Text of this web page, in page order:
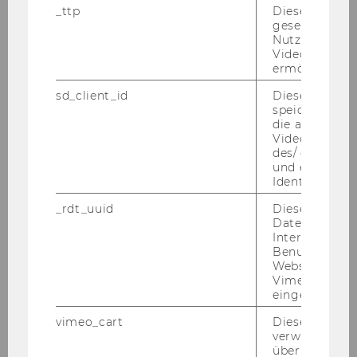
Wel­che Fä­hig­kei­ten wer­den in der Zu­kunft be­
son­ders ge­fragt sein? Die Skills Aca­de­my bie­tet
die euch op­
Her­aus­for­de­run­gen von mor­gen
euch am meis­ten in­ter­es­sie­ren, und be­werbt
euch noch heute. Das Beste daran: Die Work­
Skills Aca­de­
my Web­site.Be­wer­bungs­frist: 16.03.2025
_ttp
Dieser
gesetzt, um
Nutzung des
Videoplayers
ermöglichen
sd_client_id
Dieses Cookie
speichert
die aktuellen
des/ der
und einen
_rdt_uuid
Dieses
Daten über
Interaktionen
Websites, auf
Vimeo-Video
eingebettet
vimeo_cart
Dieses
verwendet,
überprüfen,